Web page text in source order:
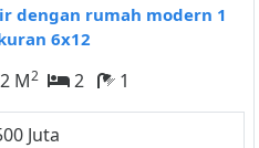
dengan rumah modern 1
6x12
M2 2 1
Juta